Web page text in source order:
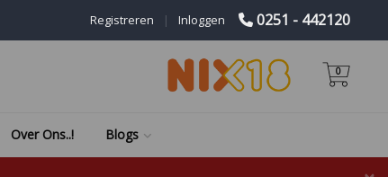
0251 - 442120
Inloggen
|
Registreren
0
Over Ons..! Blogs